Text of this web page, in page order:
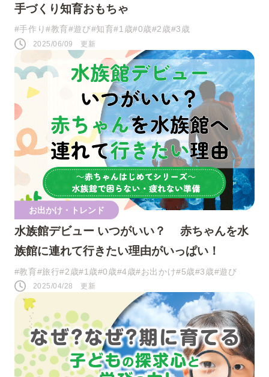
手づくり知育おもちゃ
#手作り#教育#遊び#知育#1歳#0歳#2歳#3歳
2025/06/09 更新
お出かけ・トレンド
水族館デビュー いつがいい？ 赤ちゃんを水
族館に連れて行きたい理由がいっぱい！
#教育#旅行#2歳#1歳#0歳#4歳#お出かけ#5歳#3歳#遊び
2025/04/28 更新